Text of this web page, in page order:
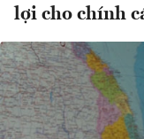
lợi cho chính